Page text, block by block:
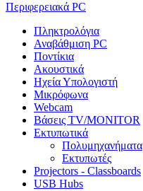
Περιφερειακά PC
Πληκτρολόγια
Αναβάθμιση PC
Ποντίκια
Ακουστικά
Ηχεία Υπολογιστή
Μικρόφωνα
Webcam
Βάσεις TV/MONITOR
Εκτυπωτικά
Πολυμηχανήματα
Εκτυπωτές
Projectors - Classboards
USB Hubs